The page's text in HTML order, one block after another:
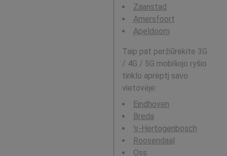
Zaanstad
Amersfoort
Apeldoorn
Taip pat peržiūrėkite 3G
/ 4G / 5G mobiliojo ryšio
tinklo aprėptį savo
vietovėje:
Eindhoven
Breda
's-Hertogenbosch
Roosendaal
Oss